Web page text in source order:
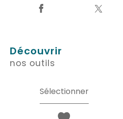
découvrir
nos outils
Sélectionner